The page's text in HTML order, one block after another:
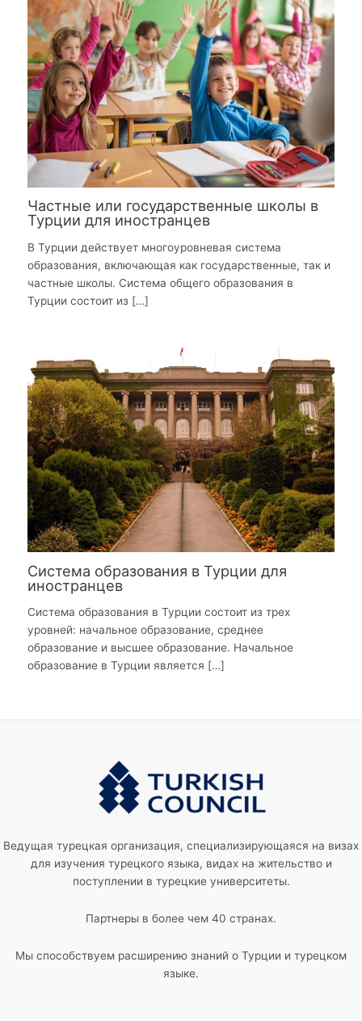
Частные или государственные школы в
Турции для иностранцев
В Турции действует многоуровневая система
образования, включающая как государственные, так и
частные школы. Система общего образования в
Турции состоит из […]
Система образования в Турции для
иностранцев
Система образования в Турции состоит из трех
уровней: начальное образование, среднее
образование и высшее образование. Начальное
образование в Турции является […]
Ведущая турецкая организация, специализирующаяся на визах
для изучения турецкого языка, видах на жительство и
поступлении в турецкие университеты.
Партнеры в более чем 40 странах.
Мы способствуем расширению знаний о Турции и турецком
языке.